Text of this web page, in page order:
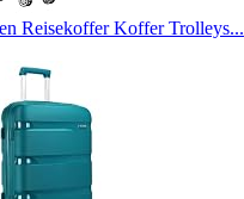
Reisekoffer Koffer Trolleys...